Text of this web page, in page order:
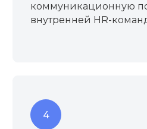
коммуникационную
внутренней HR-